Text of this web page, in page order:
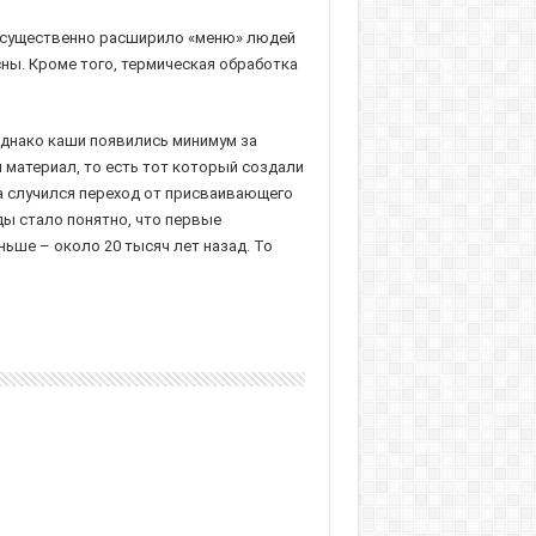
расширило «меню» людей
Кроме того, термическая обработка
каши появились минимум за
то есть тот который создали
переход от присваивающего
стало понятно, что первые
– около 20 тысяч лет назад. То